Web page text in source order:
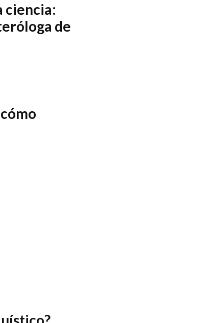
ciencia:
de